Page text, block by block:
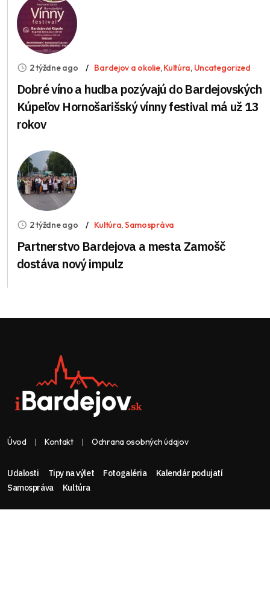
2 týždne ago Bardejov a okolie,Kultúra, Uncategorized
Dobré víno a hudba pozývajú do Bardejovských
Kúpeľov Hornošarišský vínny festival má už 13
rokov
2 týždne ago Kultúra,Samospráva
Partnerstvo Bardejova a mesta Zamošč
dostáva nový impulz
Úvod Kontakt Ochrana osobných údajov
Udalosti Tipy na výlet Fotogaléria
Kalendár podujatí
Samospráva
Kultúra